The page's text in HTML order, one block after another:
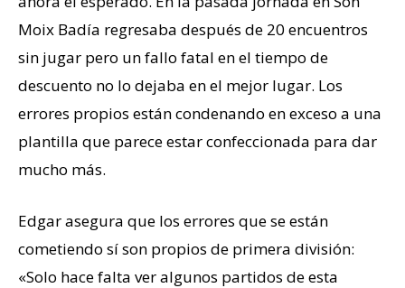
Moix Badía regresaba después de 20 encuentros
sin jugar pero un fallo fatal en el tiempo de
descuento no lo dejaba en el mejor lugar. Los
errores propios están condenando en exceso a una
plantilla que parece estar confeccionada para dar
mucho más.
Edgar asegura que los errores que se están
cometiendo sí son propios de primera división:
«Solo hace falta ver algunos partidos de esta